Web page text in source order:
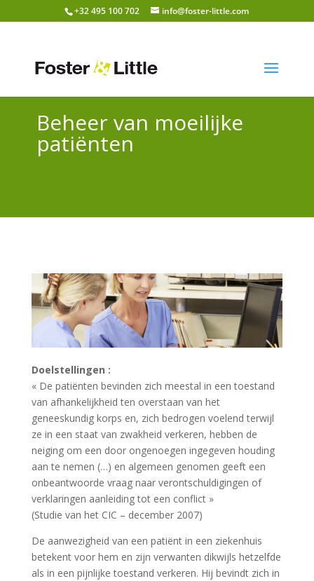
+32 495 100 702 info@foster-little.com
Beheer van moeilijke
patiënten
Doelstellingen :
« De patiënten bevinden zich meestal in een toestand
van afhankelijkheid ten overstaan van het
geneeskundig korps en, zich bedrogen voelend terwijl
ze in een staat van zwakheid verkeren, hebben de
neiging om een door ongenoegen ingegeven houding
aan te nemen (…) en algemeen genomen geeft een
onbeantwoorde vraag naar verontschuldigingen of
verklaringen aanleiding tot een conflict »
(Studie van het CIC – december 2007)
De aanwezigheid van een patiënt in een ziekenhuis
betekent voor hem en zijn verwanten dikwijls hetzelfde
als in een pijnlijke toestand verkeren. Hij bevindt zich in